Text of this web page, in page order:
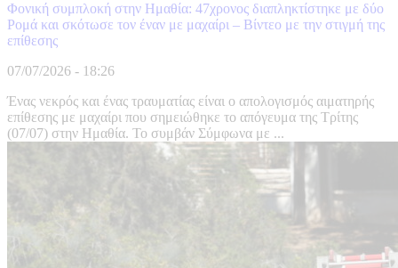
Φονική συμπλοκή στην Ημαθία: 47χρονος διαπληκτίστηκε με δύο
Ρομά και σκότωσε τον έναν με μαχαίρι – Βίντεο με την στιγμή της
επίθεσης
07/07/2026 - 18:26
Ένας νεκρός και ένας τραυματίας είναι ο απολογισμός αιματηρής
επίθεσης με μαχαίρι που σημειώθηκε το απόγευμα της Τρίτης
(07/07) στην Ημαθία. Το συμβάν Σύμφωνα με ...